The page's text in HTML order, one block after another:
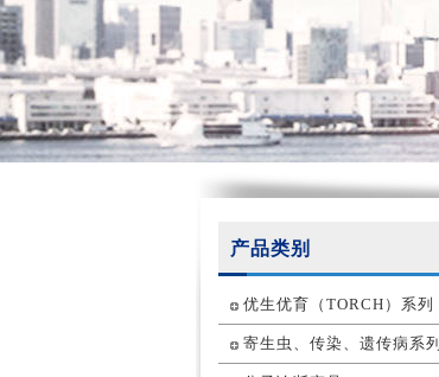
产品类别
优生优育（TORCH）系列
寄生虫、传染、遗传病系列